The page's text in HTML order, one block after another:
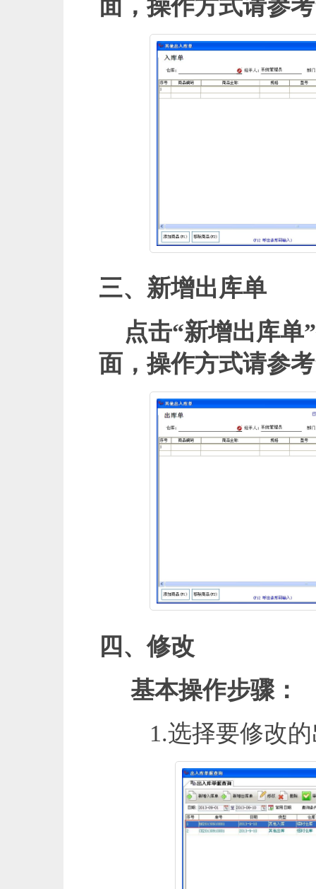
面，操作方式请参
三、新增出库单
点击“新增出库单
面，操作方式请参
四、修改
基本操作步骤：
1.选择要修改的